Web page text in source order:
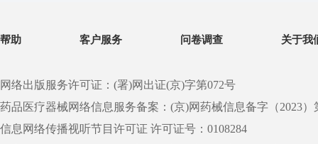
帮助 客户服务 问卷调查 关于我
网络出版服务许可证：(署)网出证(京)字第072号
药品医疗器械网络信息服务备案：(京)网药械信息备字（2023）
信息网络传播视听节目许可证 许可证号：0108284